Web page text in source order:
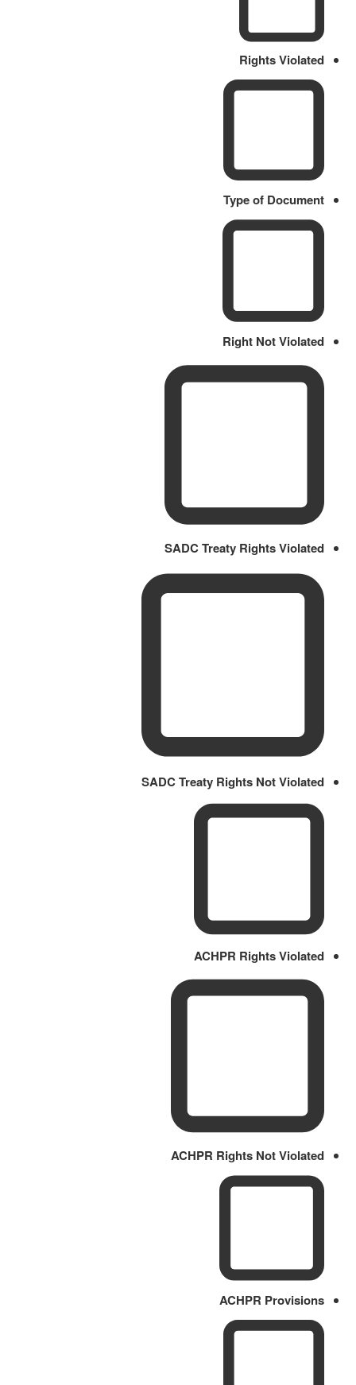
Rights Violated
Type of Document
Right Not Violated
SADC Treaty Rights Violated
SADC Treaty Rights Not Violated
ACHPR Rights Violated
ACHPR Rights Not Violated
ACHPR Provisions